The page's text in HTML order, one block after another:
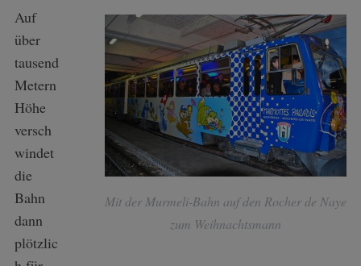
Mit der Murmeli-Bahn auf den Rocher de Naye
zum Weihnachtsmann
Auf
über
tausend
Metern
Höhe
versch
windet
die
Bahn
dann
plötzlic